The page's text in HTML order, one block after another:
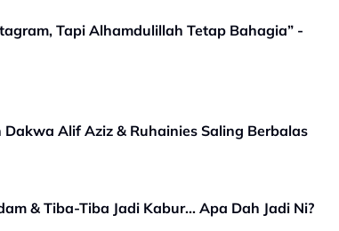
Tapi Alhamdulillah Tetap Bahagia” -
Dakwa Alif Aziz & Ruhainies Saling Berbalas
& Tiba-Tiba Jadi Kabur... Apa Dah Jadi Ni?